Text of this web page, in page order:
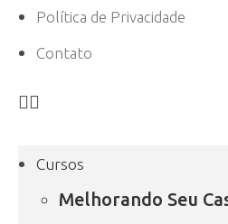
Política de Privacidade
Contato
Cursos
Melhorando Seu